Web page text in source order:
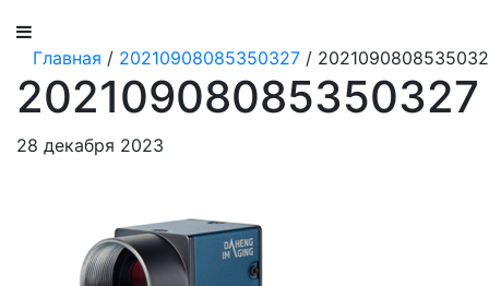
Главная / 20210908085350327 /
20210908085350327
28 декабря 2023